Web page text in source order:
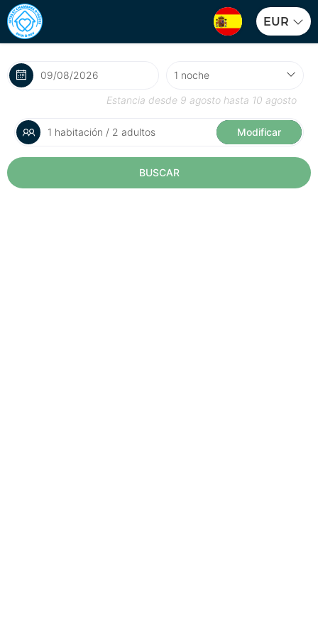
EUR
Estancia desde 9 agosto hasta 10 agosto
1 habitación / 2 adultos Modificar